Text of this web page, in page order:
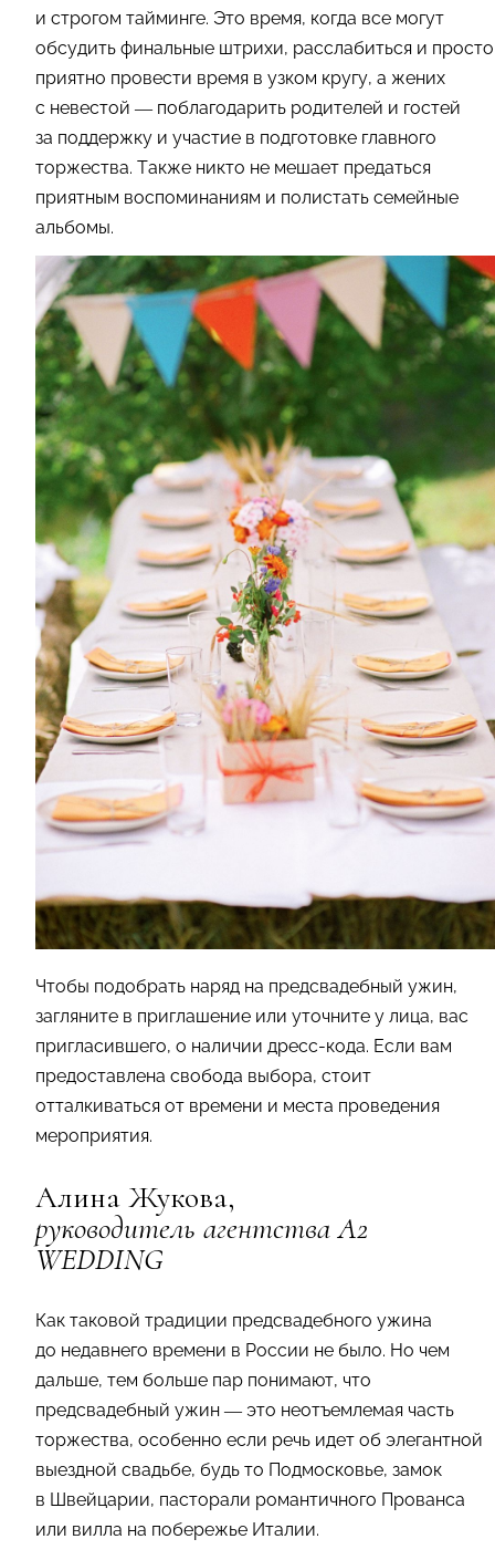
и строгом тайминге. Это время, когда все могут
обсудить финальные штрихи, расслабиться и просто
приятно провести время в узком кругу, а жених
с невестой — поблагодарить родителей и гостей
за поддержку и участие в подготовке главного
торжества. Также никто не мешает предаться
приятным воспоминаниям и полистать семейные
альбомы.
Чтобы подобрать наряд на предсвадебный ужин,
загляните в приглашение или уточните у лица, вас
пригласившего, о наличии дресс-кода. Если вам
предоставлена свобода выбора, стоит
отталкиваться от времени и места проведения
мероприятия.
Алина Жукова,
руководитель агентства A2
WEDDING
Как таковой традиции предсвадебного ужина
до недавнего времени в России не было. Но чем
дальше, тем больше пар понимают, что
предсвадебный ужин — это неотъемлемая часть
торжества, особенно если речь идет об элегантной
выездной свадьбе, будь то Подмосковье, замок
в Швейцарии, пасторали романтичного Прованса
или вилла на побережье Италии.